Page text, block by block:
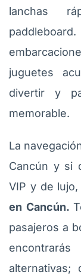
lanchas
juguetes
divertir y
memorable.
La
Cancún y si
VIP y de
en Cancún.
pasajeros a